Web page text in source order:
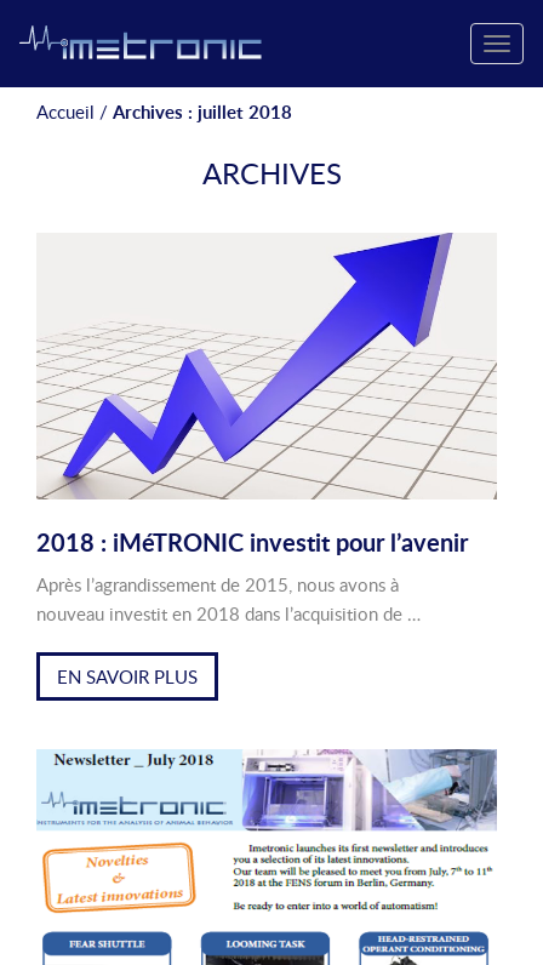
Toggle
Accueil / Archives : juillet 2018
ARCHIVES
2018 : iMéTRONIC investit pour l’avenir
Après l’agrandissement de 2015, nous avons à
nouveau investit en 2018 dans l’acquisition de …
EN SAVOIR PLUS